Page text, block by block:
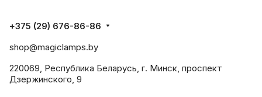
+375 (29) 676-86-86
shop@magiclamps.by
220069, Республика Беларусь, г. Минск, проспект
Дзержинского, 9